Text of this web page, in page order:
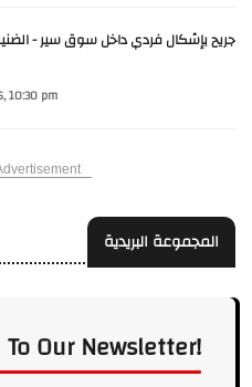
جريح بإشكال فردي داخل سوق سير -
10:30 pm
المجموعة البريدية
Our Newsletter!